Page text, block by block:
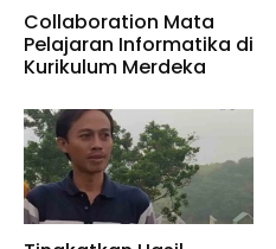
Collaboration Mata
Pelajaran Informatika di
Kurikulum Merdeka